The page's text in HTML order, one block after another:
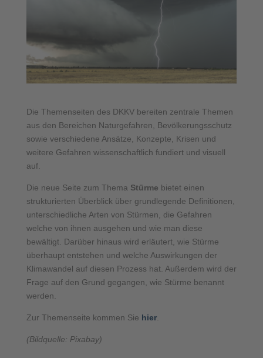
Die Themenseiten des DKKV bereiten zentrale Themen
aus den Bereichen Naturgefahren, Bevölkerungsschutz
sowie verschiedene Ansätze, Konzepte, Krisen und
weitere Gefahren wissenschaftlich fundiert und visuell
auf.
Die neue Seite zum Thema Stürme bietet einen
strukturierten Überblick über grundlegende Definitionen,
unterschiedliche Arten von Stürmen, die Gefahren
welche von ihnen ausgehen und wie man diese
bewältigt. Darüber hinaus wird erläutert, wie Stürme
überhaupt entstehen und welche Auswirkungen der
Klimawandel auf diesen Prozess hat. Außerdem wird der
Frage auf den Grund gegangen, wie Stürme benannt
werden.
Zur Themenseite kommen Sie hier.
(Bildquelle: Pixabay)